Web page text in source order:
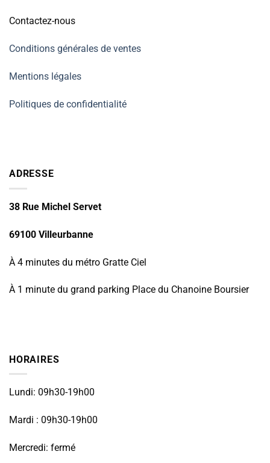
Contactez-nous
Conditions générales de ventes
Mentions légales
Politiques de confidentialité
ADRESSE
38 Rue Michel Servet
69100 Villeurbanne
À 4 minutes du métro Gratte Ciel
À 1 minute du grand parking Place du Chanoine Boursier
HORAIRES
Lundi: 09h30-19h00
Mardi : 09h30-19h00
Mercredi: fermé